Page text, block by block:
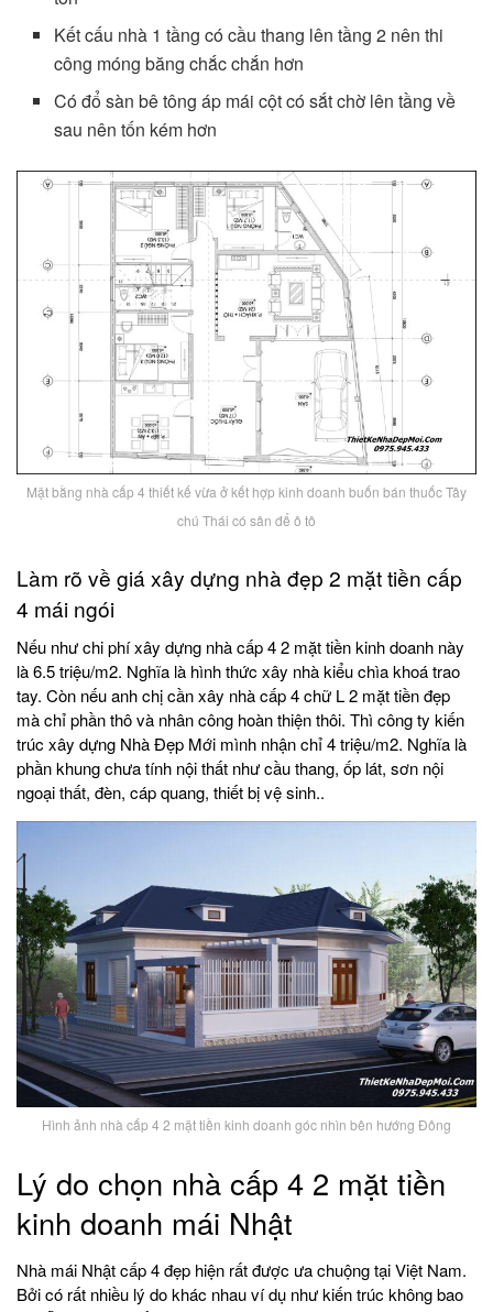
Kết cấu nhà 1 tầng có cầu thang lên tầng 2 nên thi
công móng băng chắc chắn hơn
Có đổ sàn bê tông áp mái cột có sắt chờ lên tầng về
sau nên tốn kém hơn
Mặt bằng nhà cấp 4 thiết kế vừa ở kết hợp kinh doanh buốn bán thuốc Tây
chú Thái có sân để ô tô
Làm rõ về giá xây dựng nhà đẹp 2 mặt tiền cấp
4 mái ngói
Nếu như chi phí xây dựng nhà cấp 4 2 mặt tiền kinh doanh này
là 6.5 triệu/m2. Nghĩa là hình thức xây nhà kiểu chìa khoá trao
tay. Còn nếu anh chị cần xây nhà cấp 4 chữ L 2 mặt tiền đẹp
mà chỉ phần thô và nhân công hoàn thiện thôi. Thì công ty kiến
trúc xây dựng Nhà Đẹp Mới mình nhận chỉ 4 triệu/m2. Nghĩa là
phần khung chưa tính nội thất như cầu thang, ốp lát, sơn nội
ngoại thất, đèn, cáp quang, thiết bị vệ sinh..
Hình ảnh nhà cấp 4 2 mặt tiền kinh doanh góc nhìn bên hướng Đông
Lý do chọn nhà cấp 4 2 mặt tiền
kinh doanh mái Nhật
Nhà mái Nhật cấp 4 đẹp hiện rất được ưa chuộng tại Việt Nam.
Bởi có rất nhiều lý do khác nhau ví dụ như kiến trúc không bao